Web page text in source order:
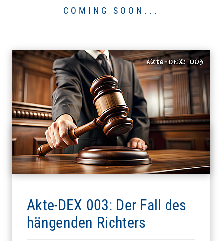
COMING SOON...
Akte-DEX 003: Der Fall des
hängenden Richters